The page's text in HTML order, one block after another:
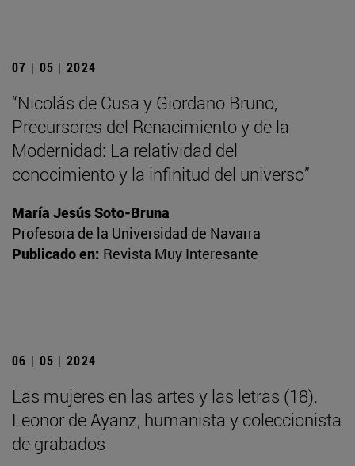
07 | 05 | 2024
“Nicolás de Cusa y Giordano Bruno,
Precursores del Renacimiento y de la
Modernidad: La relatividad del
conocimiento y la infinitud del universo”
María Jesús Soto-Bruna
Profesora de la Universidad de Navarra
Publicado en: Revista Muy Interesante
06 | 05 | 2024
Las mujeres en las artes y las letras (18).
Leonor de Ayanz, humanista y coleccionista
de grabados